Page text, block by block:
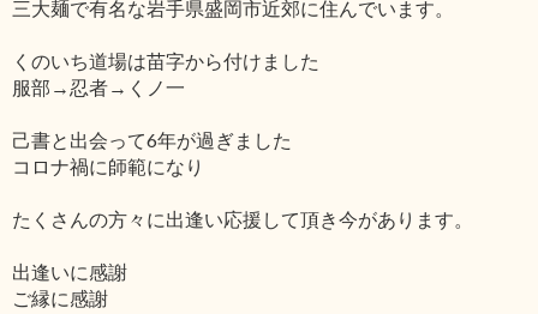
三大麺で有名な岩手県盛岡市近郊に住んでいます。
くのいち道場は苗字から付けました
服部→忍者→くノ一
己書と出会って6年が過ぎました
コロナ禍に師範になり
たくさんの方々に出逢い応援して頂き今があります。
出逢いに感謝
ご縁に感謝